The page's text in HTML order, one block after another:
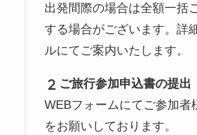
出発間際の場合は全額一括
する場合がございます。詳
ルにてご案内いたします。
ご旅行参加申込書の提出
WEBフォームにてご参加者
をお願いしております。